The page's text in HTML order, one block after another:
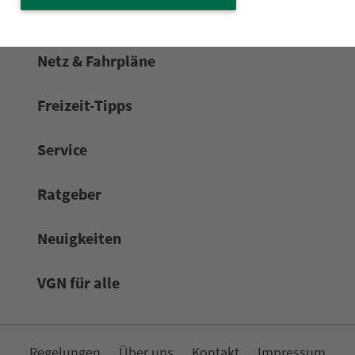
Netz & Fahrpläne
Frei­zeit-Tipps
Service
Rat­ge­ber
Neuigkeiten
VGN für alle